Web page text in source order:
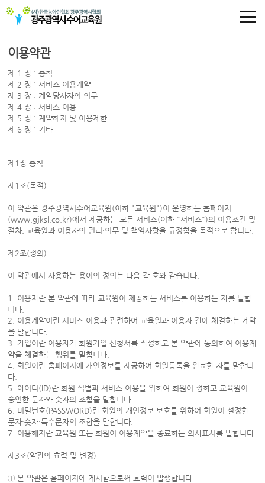
이용약관
제 1 장 : 총칙
제 2 장 : 서비스 이용계약
제 3 장 : 계약당사자의 의무
제 4 장 : 서비스 이용
제 5 장 : 계약해지 및 이용제한
제 6 장 : 기타
제1장 총칙
제1조(목적)
이 약관은 광주광역시수어교육원(이하 "교육원")이 운영하는 홈페이지
(www.gjksl.co.kr)에서 제공하는 모든 서비스(이하 "서비스")의 이용조건 및
절차, 교육원과 이용자의 권리·의무 및 책임사항을 규정함을 목적으로 합니다.
제2조(정의)
이 약관에서 사용하는 용어의 정의는 다음 각 호와 같습니다.
1. 이용자란 본 약관에 따라 교육원이 제공하는 서비스를 이용하는 자를 말합
니다.
2. 이용계약이란 서비스 이용과 관련하여 교육원과 이용자 간에 체결하는 계약
을 말합니다.
3. 가입이란 이용자가 회원가입 신청서를 작성하고 본 약관에 동의하여 이용계
약을 체결하는 행위를 말합니다.
4. 회원이란 홈페이지에 개인정보를 제공하여 회원등록을 완료한 자를 말합니
다.
5. 아이디(ID)란 회원 식별과 서비스 이용을 위하여 회원이 정하고 교육원이
승인한 문자와 숫자의 조합을 말합니다.
6. 비밀번호(PASSWORD)란 회원의 개인정보 보호를 위하여 회원이 설정한
문자·숫자·특수문자의 조합을 말합니다.
7. 이용해지란 교육원 또는 회원이 이용계약을 종료하는 의사표시를 말합니다.
제3조(약관의 효력 및 변경)
① 본 약관은 홈페이지에 게시함으로써 효력이 발생합니다.